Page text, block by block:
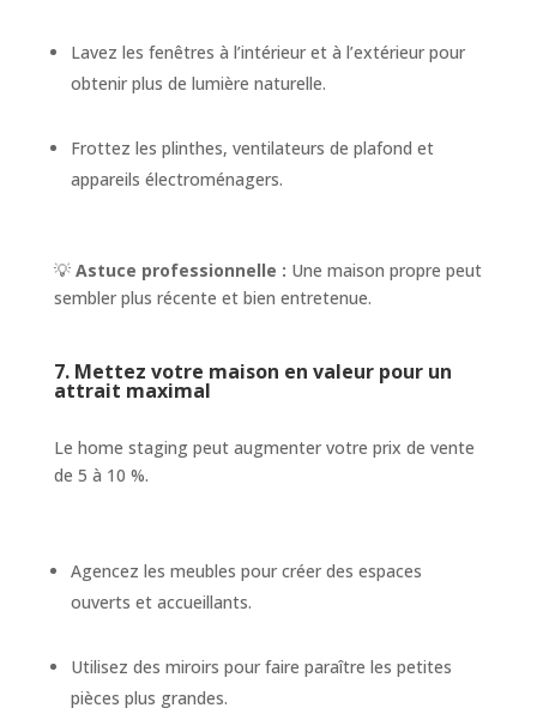
Lavez les fenêtres à l’intérieur et à l’extérieur pour
obtenir plus de lumière naturelle.
Frottez les plinthes, ventilateurs de plafond et
appareils électroménagers.
💡 Astuce professionnelle : Une maison propre peut
sembler plus récente et bien entretenue.
7. Mettez votre maison en valeur pour un
attrait maximal
Le home staging peut augmenter votre prix de vente
de 5 à 10 %.
Agencez les meubles pour créer des espaces
ouverts et accueillants.
Utilisez des miroirs pour faire paraître les petites
pièces plus grandes.